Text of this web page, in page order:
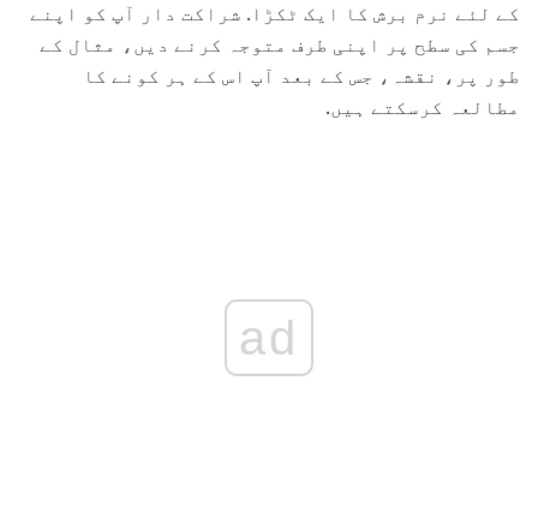
کے لئے نرم برش کا ایک ٹکڑا. شراکت دار آپ کو اپنے
جسم کی سطح پر اپنی طرف متوجہ کرنے دیں، مثال کے
طور پر، نقشہ، جس کے بعد آپ اس کے ہر کونے کا
مطالعہ کرسکتے ہیں.
ad